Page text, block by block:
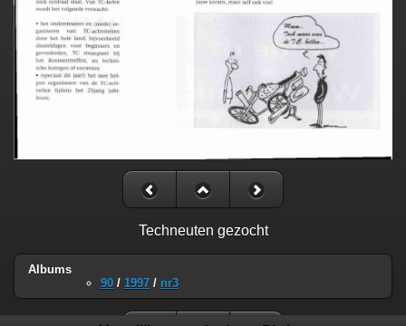
Techneuten gezocht
Albums
90 / 1997 / nr3